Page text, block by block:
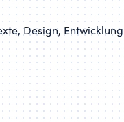
Design, Entwicklung